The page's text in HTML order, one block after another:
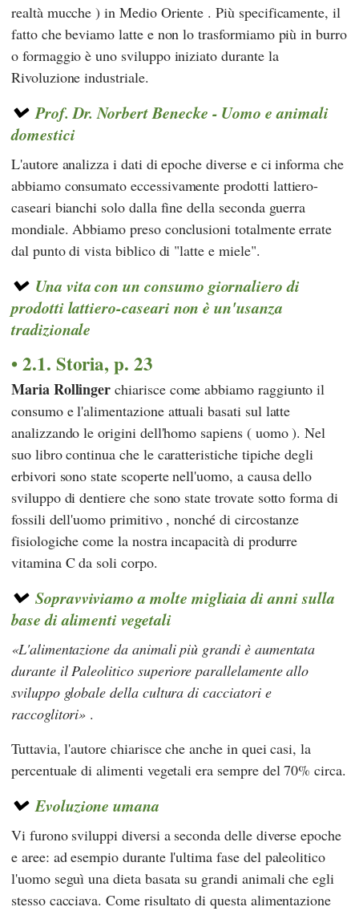
realtà mucche ) in Medio Oriente . Più specificamente, il
fatto che beviamo latte e non lo trasformiamo più in burro
o formaggio è uno sviluppo iniziato durante la
Rivoluzione industriale.
Prof. Dr. Norbert Benecke - Uomo e animali
domestici
L'autore analizza i dati di epoche diverse e ci informa che
abbiamo consumato eccessivamente prodotti lattiero-
caseari bianchi solo dalla fine della seconda guerra
mondiale. Abbiamo preso conclusioni totalmente errate
dal punto di vista biblico di "latte e miele".
Una vita con un consumo giornaliero di
prodotti lattiero-caseari non è un'usanza
tradizionale
2.1. Storia, p. 23
Maria Rollinger chiarisce come abbiamo raggiunto il
consumo e l'alimentazione attuali basati sul latte
analizzando le origini dell'homo sapiens ( uomo ). Nel
suo libro continua che le caratteristiche tipiche degli
erbivori sono state scoperte nell'uomo, a causa dello
sviluppo di dentiere che sono state trovate sotto forma di
fossili dell'uomo primitivo , nonché di circostanze
fisiologiche come la nostra incapacità di produrre
vitamina C da soli corpo.
Sopravviviamo a molte migliaia di anni sulla
base di alimenti vegetali
L'alimentazione da animali più grandi è aumentata
durante il Paleolitico superiore parallelamente allo
sviluppo globale della cultura di cacciatori e
raccoglitori
.
Tuttavia, l'autore chiarisce che anche in quei casi, la
percentuale di alimenti vegetali era sempre del 70% circa.
Evoluzione umana
Vi furono sviluppi diversi a seconda delle diverse epoche
e aree: ad esempio durante l'ultima fase del paleolitico
l'uomo seguì una dieta basata su grandi animali che egli
stesso cacciava. Come risultato di questa alimentazione